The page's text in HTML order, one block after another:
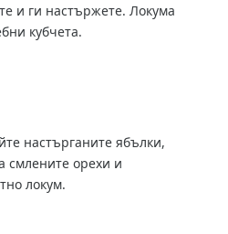
и ги настържете. Локума
кубчета.
настърганите ябълки,
смлените орехи и
локум.